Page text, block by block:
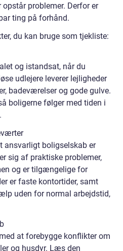
problemer. Derfor er
ting på forhånd.
du kan bruge som tjekliste:
og istandsat, når du
udlejere leverer lejligheder
badeværelser og gode gulve.
boligerne følger med tiden i
ansvarligt boligselskab er
sig af praktiske problemer,
og er tilgængelige for
er faste kontortider, samt
uden for normal arbejdstid,
at forebygge konflikter om
og husdyr. Læs den